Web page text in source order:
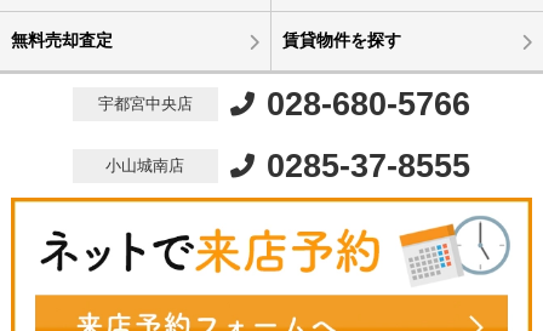
無料売却査定 賃貸物件を探す
宇都宮中央店 028-680-5766
小山城南店 0285-37-8555